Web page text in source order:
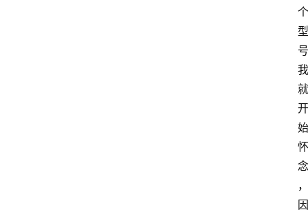
个
型
号
我
就
开
始
怀
念
，
因